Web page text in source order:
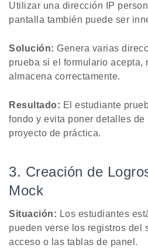
Utilizar una dirección IP
pantalla también puede ser
Solución: Genera varias
prueba si el formulario acepta,
almacena correctamente.
Resultado: El estudiante
fondo y evita poner detalles de
proyecto de práctica.
3. Creación de
Mock
Situación: Los estudiantes
pueden verse los registros del
acceso o las tablas de panel.